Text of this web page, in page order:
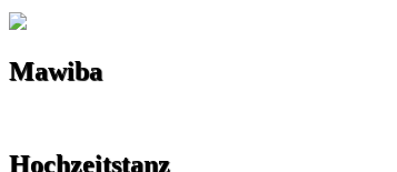
Mawiba
Hochzeitstanz